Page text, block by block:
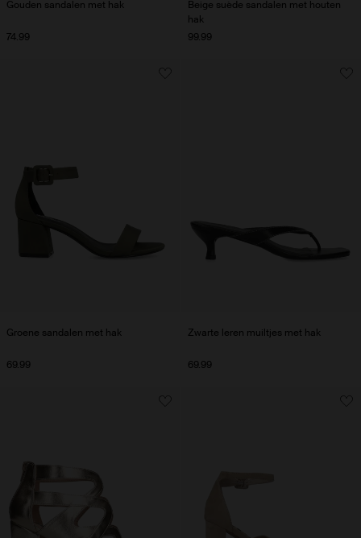
Gouden sandalen met hak
74.99
Beige suède sandalen met houten
hak
99.99
Groene sandalen met hak
69.99
Zwarte leren muiltjes met hak
69.99